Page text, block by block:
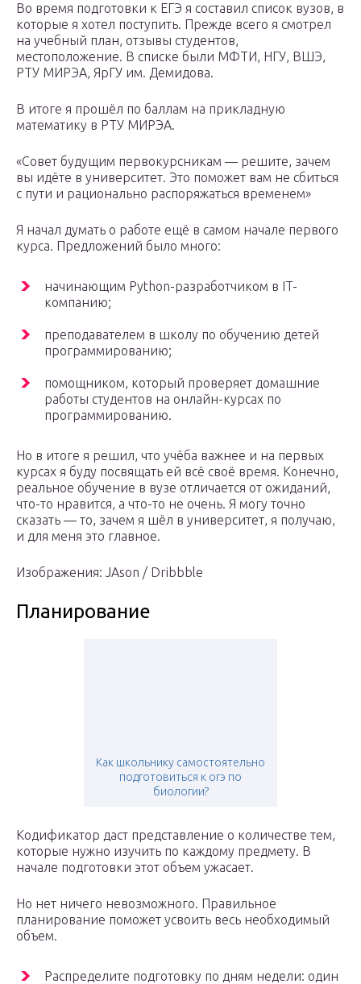
Во время подготовки к ЕГЭ я составил список вузов, в
которые я хотел поступить. Прежде всего я смотрел
на учебный план, отзывы студентов,
местоположение. В списке были МФТИ, НГУ, ВШЭ,
РТУ МИРЭА, ЯрГУ им. Демидова.
В итоге я прошёл по баллам на прикладную
математику в РТУ МИРЭА.
«Совет будущим первокурсникам — решите, зачем
вы идёте в университет. Это поможет вам не сбиться
с пути и рационально распоряжаться временем»
Я начал думать о работе ещё в самом начале первого
курса. Предложений было много:
начинающим Python-разработчиком в IT-
компанию;
преподавателем в школу по обучению детей
программированию;
помощником, который проверяет домашние
работы студентов на онлайн-курсах по
программированию.
Но в итоге я решил, что учёба важнее и на первых
курсах я буду посвящать ей всё своё время. Конечно,
реальное обучение в вузе отличается от ожиданий,
что-то нравится, а что-то не очень. Я могу точно
сказать — то, зачем я шёл в университет, я получаю,
и для меня это главное.
Изображения: JAson / Dribbble
Планирование
Как школьнику самостоятельно
подготовиться к огэ по
биологии?
Кодификатор даст представление о количестве тем,
которые нужно изучить по каждому предмету. В
начале подготовки этот объем ужасает.
Но нет ничего невозможного. Правильное
планирование поможет усвоить весь необходимый
объем.
Распределите подготовку по дням недели: один